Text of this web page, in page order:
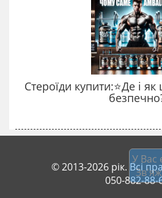
Стероїди купити:⭐Де і
© 2013-2026 рік. Всі
050-882-88-
У Вас